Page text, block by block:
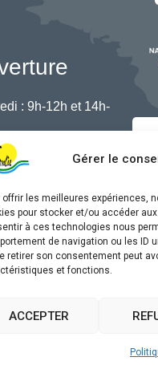
Gérer le
offrir les meilleures expériences,
pour stocker et/ou accéder
à ces technologies nous
de navigation ou les ID
retirer son consentement peut
et fonctions.
ACCEPTER
: 9h-12h et 14h-
Accessibilité Plan